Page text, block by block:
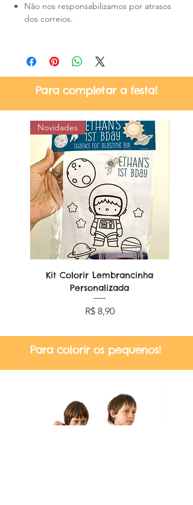
Não nos responsabilizamos por atrasos
dos correios.
Para completar a festa!
Novidades
Kit Colorir Lembrancinha
Personalizada
Preço
R$ 8,90
Para colorir os pequenos!